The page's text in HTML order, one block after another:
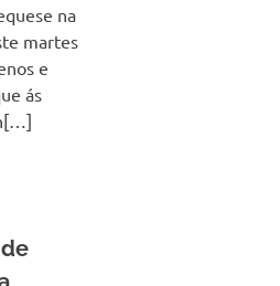
na
martes
e
ás